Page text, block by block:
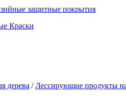
дерева /Лессирующие продукты